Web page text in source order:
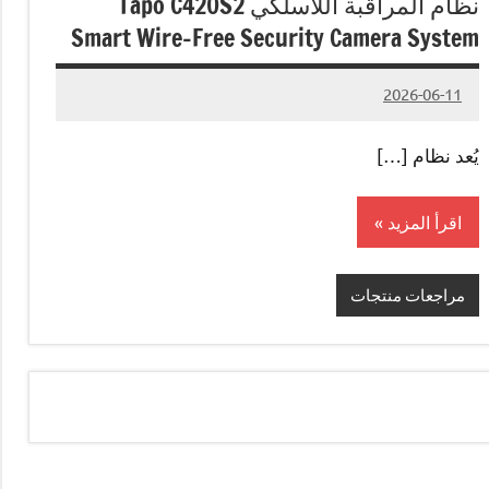
Smart Wire-Free Security Camera System
2026-06-11
Admin#
لا
تعليقات
يُعد نظام […]
اقرأ المزيد
مراجعات منتجات